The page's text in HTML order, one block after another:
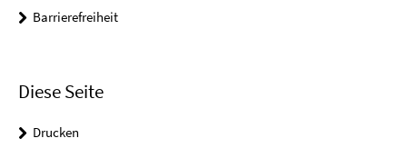
Barrierefreiheit
Diese Seite
Drucken